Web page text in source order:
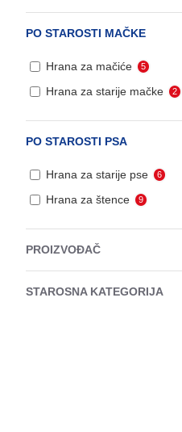
PROIZVOĐAČ
PO STAROSTI MAČKE
Hrana za mačiće 5
Hrana za starije mačke 2
PO STAROSTI PSA
Hrana za starije pse 6
Hrana za štence 9
STAROSNA KATEGORIJA